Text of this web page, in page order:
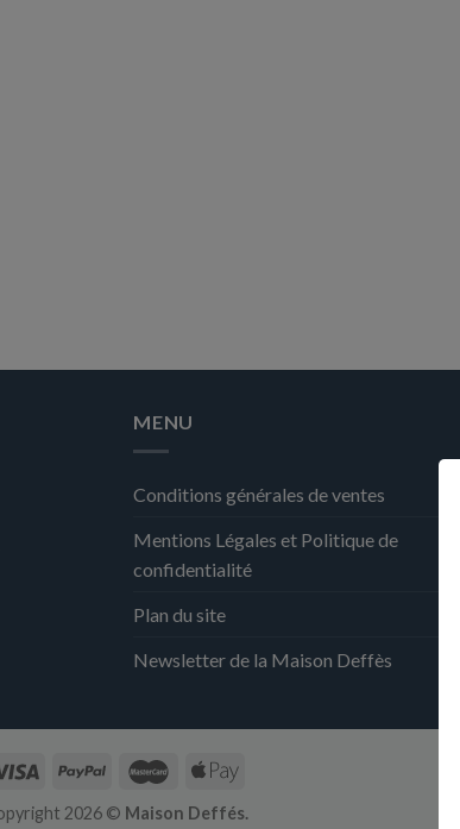
MENU
Conditions générales de ventes
Mentions Légales et Politique de
confidentialité
Plan du site
Newsletter de la Maison Deffès
2026 © Maison Deffés.